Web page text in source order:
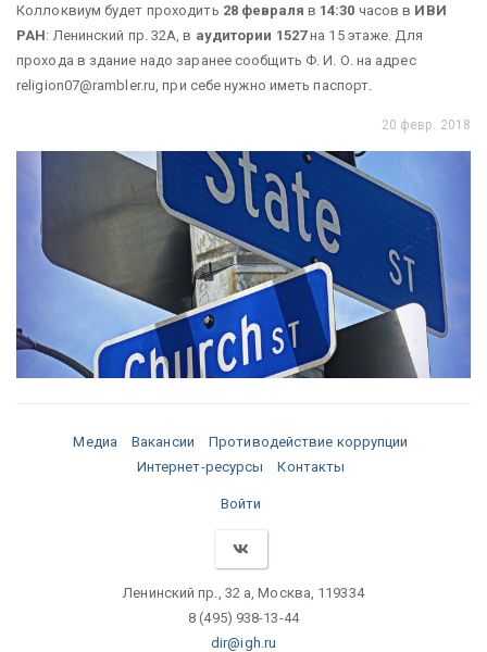
Коллоквиум будет проходить 28 февраля в 14:30 часовв ИВИ
РАН: Ленинский пр. 32А, в аудитории 1527на 15 этаже. Для
прохода в здание надо заранее сообщить Ф. И. О. на адрес
religion07@rambler.ru, при себе нужно иметь паспорт.
20 февр. 2018
Медиа Вакансии
Противодействие коррупции
Интернет-ресурсы
Контакты
Войти
Ленинский пр., 32 а, Москва, 119334
8 (495) 938-13-44
dir@igh.ru